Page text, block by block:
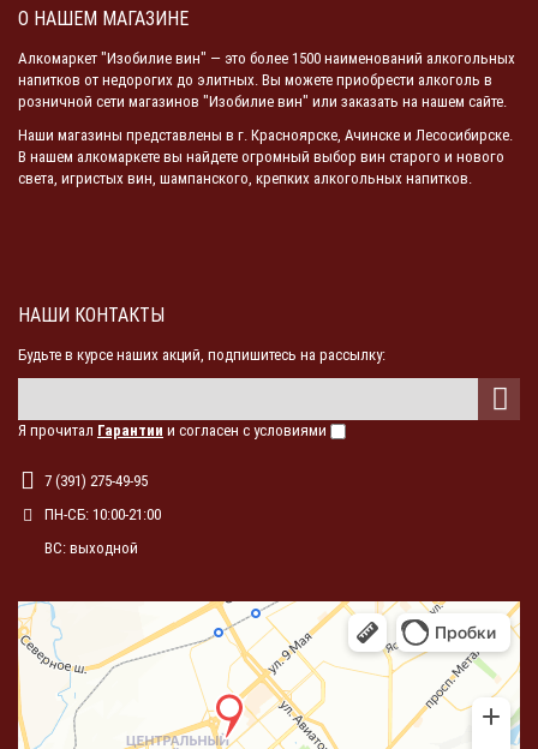
О НАШЕМ МАГАЗИНЕ
Алкомаркет "Изобилие вин" — это более 1500 наименований алкогольных
напитков от недорогих до элитных. Вы можете приобрести алкоголь в
розничной сети магазинов "Изобилие вин" или заказать на нашем сайте.
Наши магазины представлены в г. Красноярске, Ачинске и Лесосибирске.
В нашем алкомаркете вы найдете огромный выбор вин старого и нового
света, игристых вин, шампанского, крепких алкогольных напитков.
НАШИ КОНТАКТЫ
Будьте в курсе наших акций, подпишитесь на рассылку:
Я прочитал Гарантии и согласен с условиями
7 (391) 275-49-95
ПН-СБ: 10:00-21:00
ВС: выходной